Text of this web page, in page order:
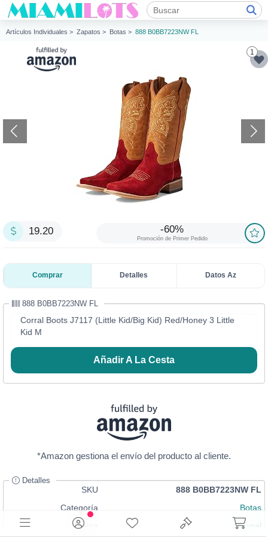
Artículos Individuales > Zapatos > Botas > 888 B0BB7223NW FL
1
19.20 -60%
Promoción de Primer Pedido
Comprar Detalles Datos Az
888 B0BB7223NW FL
Corral Boots J7117 (Little Kid/Big Kid) Red/Honey 3 Little
Kid M
Añadir A La Cesta
*Amazon gestiona el envío del producto al cliente.
Detalles
SKU
888 B0BB7223NW FL
Categoría
Botas
Marca
Corral